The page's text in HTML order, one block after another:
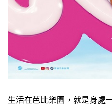
生活在芭比樂園，就是身處